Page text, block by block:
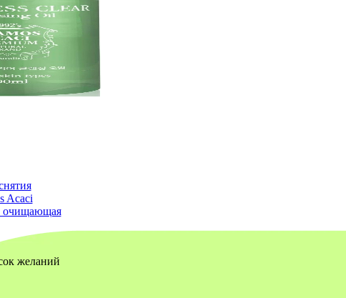
Acaci
очищающая
желаний